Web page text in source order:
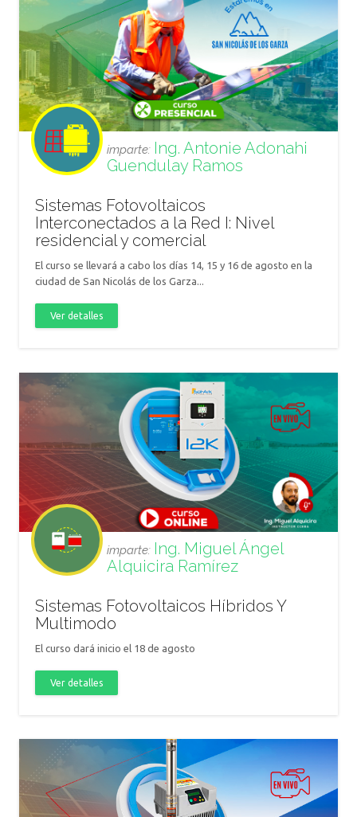
imparte: Ing. Antonie Adonahi
Guendulay Ramos
Sistemas Fotovoltaicos
Interconectados a la Red I: Nivel
residencial y comercial
El curso se llevará a cabo los días 14, 15 y 16 de agosto en la
ciudad de San Nicolás de los Garza...
Ver detalles
imparte: Ing. Miguel Ángel
Alquicira Ramírez
Sistemas Fotovoltaicos Híbridos Y
Multimodo
El curso dará inicio el 18 de agosto
Ver detalles